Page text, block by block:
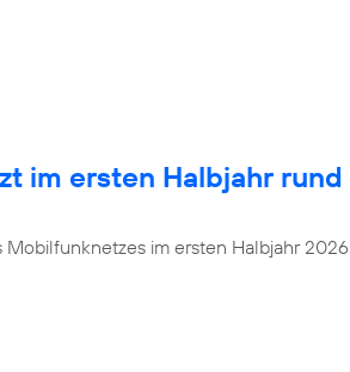
im ersten Halbjahr rund
im ersten Halbjahr 2026